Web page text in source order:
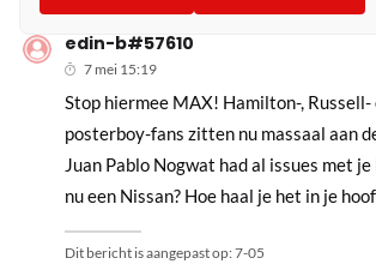
edin-b#57610
7 mei 15:19
Stop hiermee MAX! Hamilton-, Russell-
posterboy-fans zitten nu massaal aan
Juan Pablo Nogwat had al issues met
nu een Nissan? Hoe haal je het in je
Dit bericht is aangepast op:7-05